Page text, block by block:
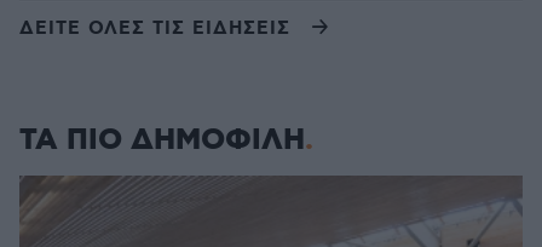
ΔΕΙΤΕ ΟΛΕΣ ΤΙΣ ΕΙΔΗΣΕΙΣ
ΤΑ ΠΙΟ ΔΗΜΟΦΙΛΗ